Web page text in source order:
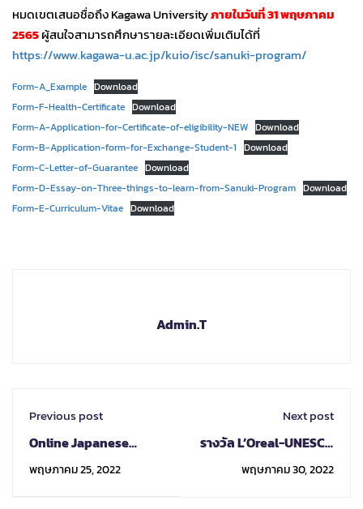
หมดเขตเสนอชื่อถึง Kagawa Universityภายในวันที่ 31 พฤษภาคม
2565ผู้สนใจสามารถศึกษารายละเอียดเพิ่มเติมได้ที่
https://www.kagawa-u.ac.jp/kuio/isc/sanuki-program/
Form-A_Example Download
Form-F-Health-Certificate Download
Form-A-Application-for-Certificate-of-eligibility-NEW Download
Form-B-Application-form-for-Exchange-Student-1 Download
Form-C-Letter-of-Guarantee Download
Form-D-Essay-on-Three-things-to-learn-from-Sanuki-Program Download
Form-E-Curriculum-Vitae Download
Admin.T
Previous post
Online Japanese
2022 summer
พฤษภาคม 25, 2022
Next post
รางวัล L’Oreal-UNESCO
International Award
พฤษภาคม 30, 2022